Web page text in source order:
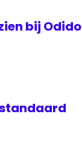
bij Odido